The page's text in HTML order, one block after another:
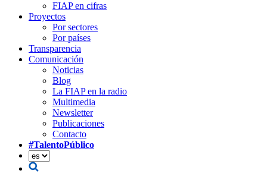
FIAP en cifras
Proyectos
Por sectores
Por países
Transparencia
Comunicación
Noticias
Blog
La FIAP en la radio
Multimedia
Newsletter
Publicaciones
Contacto
#TalentoPúblico